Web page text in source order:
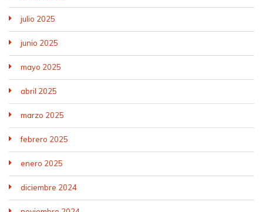
julio 2025
junio 2025
mayo 2025
abril 2025
marzo 2025
febrero 2025
enero 2025
diciembre 2024